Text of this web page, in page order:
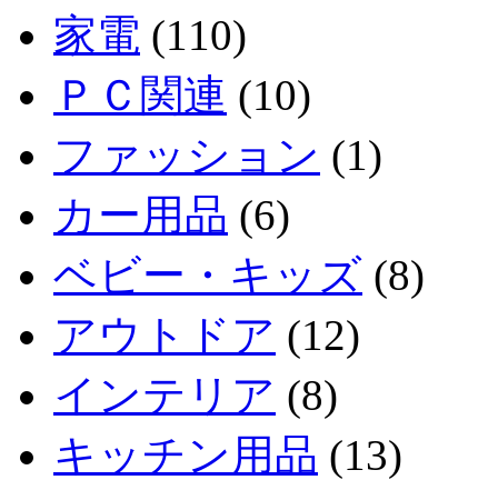
家電 (110)
ＰＣ関連 (10)
ファッション (1)
カー用品 (6)
ベビー・キッズ (8)
アウトドア (12)
インテリア (8)
キッチン用品 (13)